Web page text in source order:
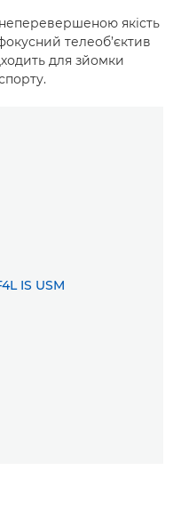
неперевершеною якість
телеоб’єктив
для зйомки